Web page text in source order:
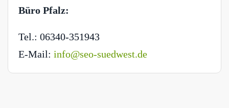
Büro Pfalz:
Tel.: 06340-351943
E-Mail: info@seo-suedwest.de